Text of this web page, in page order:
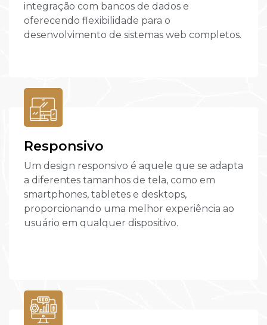
integração com bancos de dados e
oferecendo flexibilidade para o
desenvolvimento de sistemas web completos.
Responsivo
Um design responsivo é aquele que se adapta
a diferentes tamanhos de tela, como em
smartphones, tabletes e desktops,
proporcionando uma melhor experiência ao
usuário em qualquer dispositivo.